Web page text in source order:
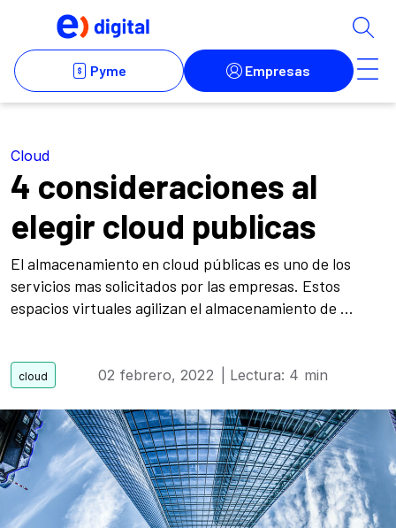
Cloud
4 consideraciones al
elegir cloud publicas
El almacenamiento en cloud públicas es uno de los
servicios mas solicitados por las empresas. Estos
espacios virtuales agilizan el almacenamiento de ...
02 febrero, 2022 | Lectura: 4 min